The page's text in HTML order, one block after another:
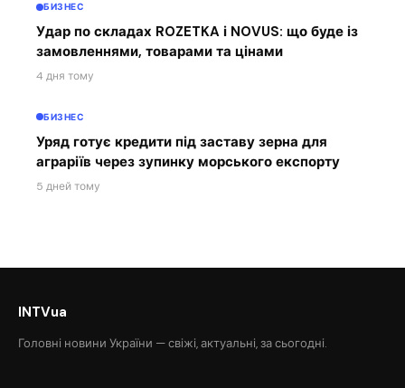
БИЗНЕС
Удар по складах ROZETKA і NOVUS: що буде із
замовленнями, товарами та цінами
4 дня тому
БИЗНЕС
Уряд готує кредити під заставу зерна для
аграріїв через зупинку морського експорту
5 дней тому
INTVua
Головні новини України — свіжі, актуальні, за сьогодні.